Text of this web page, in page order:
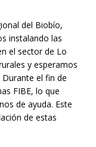
del Biobío,
instalando las
el sector de Lo
y esperamos
el fin de
FIBE, lo que
de ayuda. Este
de estas